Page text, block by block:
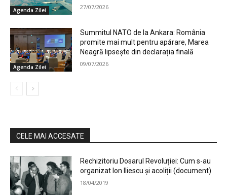
Agenda Zilei 27/07/2026
Agenda Zilei
Summitul NATO de la Ankara: România
promite mai mult pentru apărare, Marea
Neagră lipsește din declarația finală
09/07/2026
CELE MAI ACCESATE
Rechizitoriu Dosarul Revoluției: Cum s-au
organizat Ion Iliescu și acoliții (document)
18/04/2019